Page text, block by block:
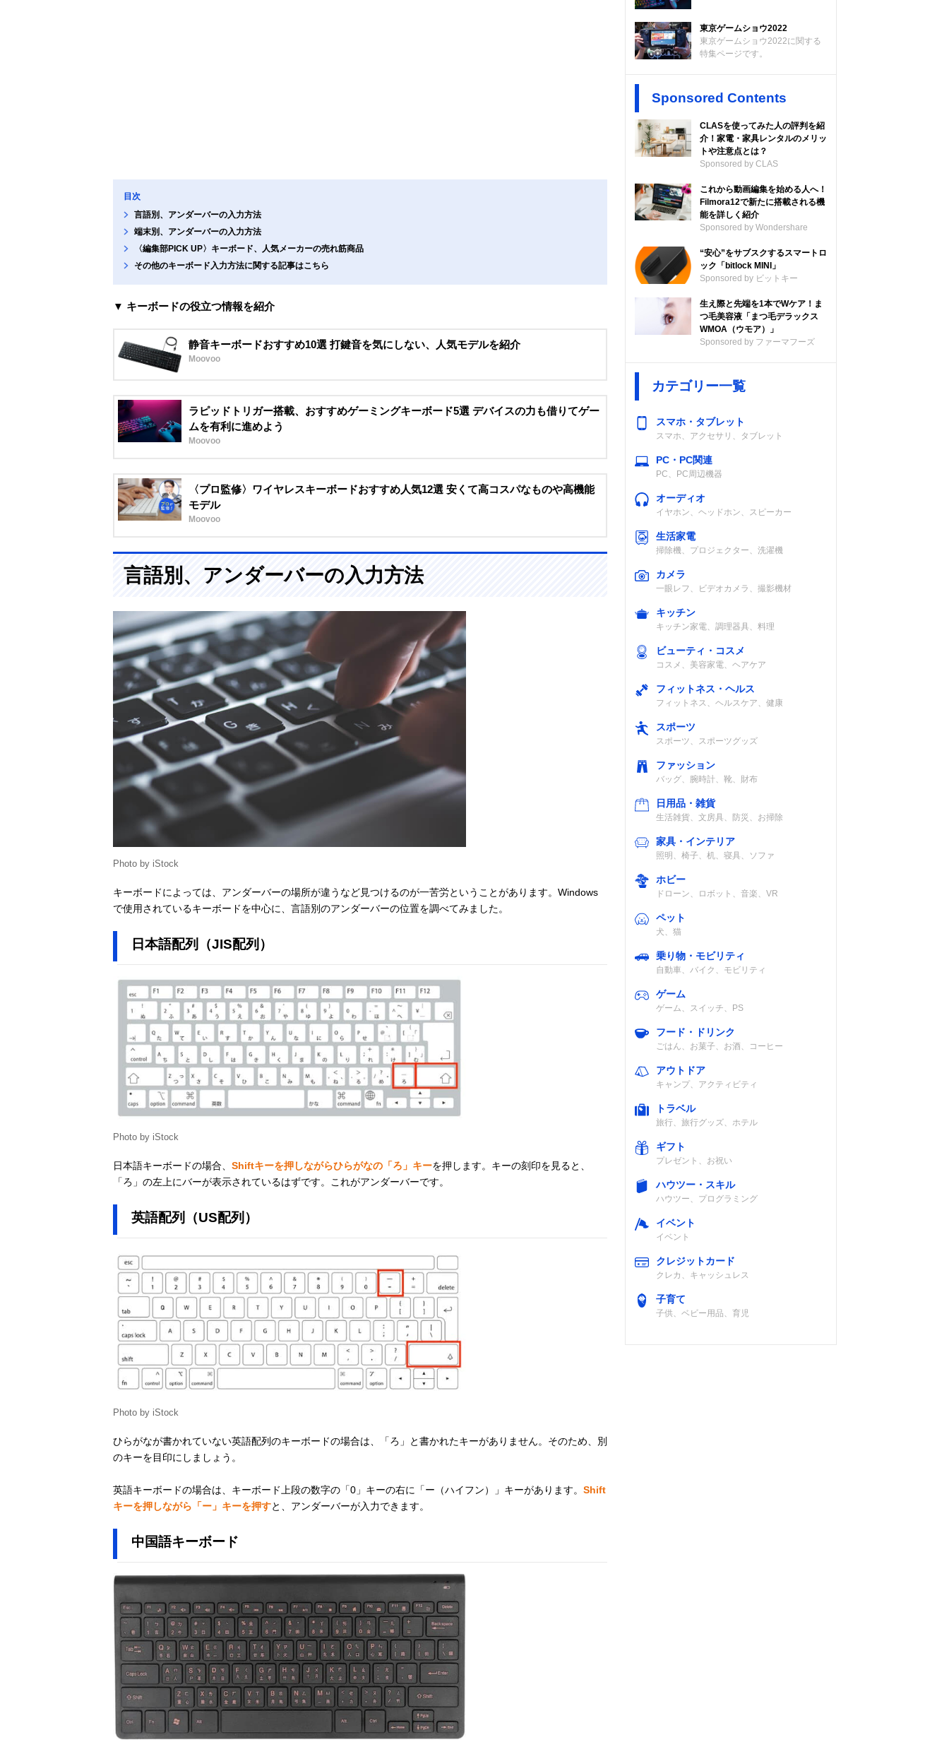
目次
言語別、アンダーバーの入力方法
端末別、アンダーバーの入力方法
〈編集部PICK UP〉キーボード、人気メーカーの売れ筋商品
その他のキーボード入力方法に関する記事はこちら
▼ キーボードの役立つ情報を紹介
静音キーボードおすすめ10選 打鍵音を気にしない、人気モデルを紹介
Moovoo
ラピッドトリガー搭載、おすすめゲーミングキーボード5選 デバイスの力も借りてゲー
ムを有利に進めよう
Moovoo
〈プロ監修〉ワイヤレスキーボードおすすめ人気12選 安くて高コスパなものや高機能
モデル
Moovoo
言語別、アンダーバーの入力方法
Photo by iStock
キーボードによっては、アンダーバーの場所が違うなど見つけるのが一苦労ということがあります。Windows
で使用されているキーボードを中心に、言語別のアンダーバーの位置を調べてみました。
日本語配列（JIS配列）
Photo by iStock
日本語キーボードの場合、 Shiftキーを押しながらひらがなの「ろ」キーを押します。キーの刻印を見ると、
「ろ」の左上にバーが表示されているはずです。これがアンダーバーです。
英語配列（US配列）
Photo by iStock
ひらがなが書かれていない英語配列のキーボードの場合は、「ろ」と書かれたキーがありません。そのため、別
のキーを目印にしましょう。
英語キーボードの場合は、キーボード上段の数字の「0」キーの右に「ー（ハイフン）」キーがあります。 Shift
キーを押しながら「ー」キーを押すと、アンダーバーが入力できます。
中国語キーボード
東京ゲームショウ2022
東京ゲームショウ2022に関する
特集ページです。
Sponsored Contents
CLASを使ってみた人の評判を紹
介！家電・家具レンタルのメリッ
トや注意点とは？
Sponsored by CLAS
これから動画編集を始める人へ！
Filmora12で新たに搭載される機
能を詳しく紹介
Sponsored by Wondershare
“安心”をサブスクするスマートロ
ック「bitlock MINI」
Sponsored by ビットキー
生え際と先端を1本でWケア！ま
つ毛美容液「まつ毛デラックス
WMOA（ウモア）」
Sponsored by ファーマフーズ
カテゴリー一覧
スマホ・タブレット
スマホ、アクセサリ、タブレット
PC・PC関連
PC、PC周辺機器
オーディオ
イヤホン、ヘッドホン、スピーカー
生活家電
掃除機、プロジェクター、洗濯機
カメラ
一眼レフ、ビデオカメラ、撮影機材
キッチン
キッチン家電、調理器具、料理
ビューティ・コスメ
コスメ、美容家電、ヘアケア
フィットネス・ヘルス
フィットネス、ヘルスケア、健康
スポーツ
スポーツ、スポーツグッズ
ファッション
バッグ、腕時計、靴、財布
日用品・雑貨
生活雑貨、文房具、防災、お掃除
家具・インテリア
照明、椅子、机、寝具、ソファ
ホビー
ドローン、ロボット、音楽、VR
ペット
犬、猫
乗り物・モビリティ
自動車、バイク、モビリティ
ゲーム
ゲーム、スイッチ、PS
フード・ドリンク
ごはん、お菓子、お酒、コーヒー
アウトドア
キャンプ、アクティビティ
トラベル
旅行、旅行グッズ、ホテル
ギフト
プレゼント、お祝い
ハウツー・スキル
ハウツー、プログラミング
イベント
イベント
クレジットカード
クレカ、キャッシュレス
子育て
子供、ベビー用品、育児